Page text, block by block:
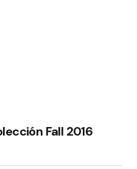
Fall 2016